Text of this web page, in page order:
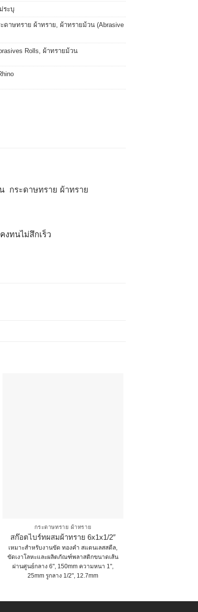
ระบุ
ดาษทราย ผ้าทราย
ผ้าทรายม้วน (Abrasive
Rolls ผ้าทรายม้วน
กระดาษทราย ผ้าทราย
งทนไม่สึกเร็ว
กระดาษทราย ผ้าทราย
สก๊อตไบร์ทผสมผ้าทราย 6x1x1/2″
เหมาะสำหรับงานขัด ทองคำ สแตนเลสสตีล,
ขัดเงาโลหะและผลิตภัณฑ์พลาสติกขนาดเส้น
ผ่านศูนย์กลาง 6", 150mm ความหนา 1",
25mm รูกลาง 1/2", 12.7mm